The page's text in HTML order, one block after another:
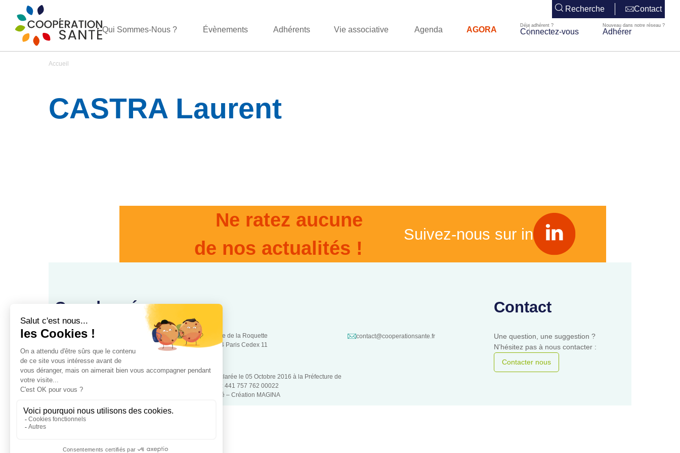
Recherche Contact
Qui Sommes-Nous ? Évènements Adhérents Vie associative Agenda AGORA Connectez-vous Adhérer
Accueil
CASTRA Laurent
Ne ratez aucune
de nos actualités !
Suivez-nous sur in
Coordonnées
www.cooperationsante.fr
88, rue de la Roquette
75544 Paris Cedex 11
contact@cooperationsante.fr
Contact
Une question, une suggestion ?
N’hésitez pas à nous contacter :
Contacter nous
Association loi 1901 d’intérêt général, à but non lucratif – Déclarée le 05 Octobre 2016 à la Préfecture de
police de Paris – Numéro association: W343008890 – SIRET: 441 757 762 00022
– RGPD – Copyrigt 2024 Coopétation Santé – Création MAGINA